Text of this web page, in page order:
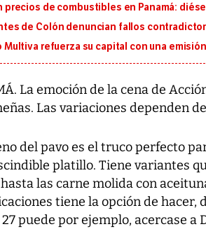
precios de combustibles en Panamá:
de Colón denuncian fallos
Multiva refuerza su capital con una
La emoción de la cena de
Las variaciones dependen
del pavo es el truco perfecto
platillo. Tiene variantes
las carne molida con
tiene la opción de hacer,
puede por ejemplo, acercase a